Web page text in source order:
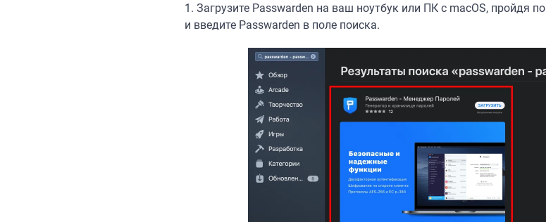
1. Загрузите Passwarden на ваш ноутбук или ПК с macOS, пройдя по
и введите Passwarden в поле поиска.